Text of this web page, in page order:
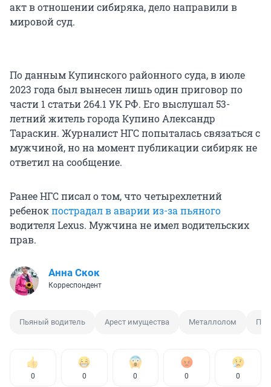
акт в отношении сибиряка, дело направили в
мировой суд.
По данным Купинского районного суда, в июле
2023 года был вынесен лишь один приговор по
части 1 статьи 264.1 УК РФ. Его выслушал 53-
летний житель города Купино Александр
Тараскин. Журналист НГС попыталась связаться с
мужчиной, но на момент публикации сибиряк не
ответил на сообщение.
Ранее НГС писал о том, что четырехлетний
ребенокпострадал в аварии из-за пьяного
водителя Lexus. Мужчина не имел водительских
прав.
Анна Скок
Корреспондент
Пьяный водитель Арест имущества Металлолом
0 0 0 0 0